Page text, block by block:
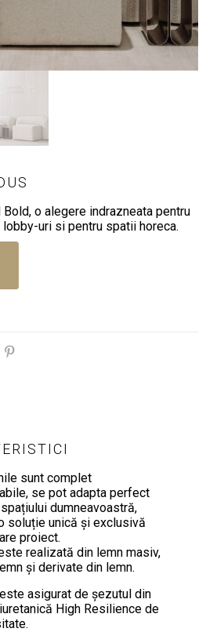
o alegere indrazneata pentru
uri si pentru spatii horeca.
sunt complet
se pot adapta perfect
dumneavoastră,
soluție unică și exclusivă
proiect.
realizată din lemn masiv,
și derivate din lemn.
asigurat de șezutul din
High Resilience de